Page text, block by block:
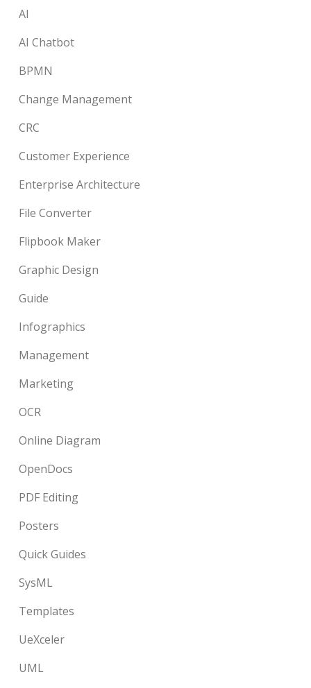
AI
AI Chatbot
BPMN
Change Management
CRC
Customer Experience
Enterprise Architecture
File Converter
Flipbook Maker
Graphic Design
Guide
Infographics
Management
Marketing
OCR
Online Diagram
OpenDocs
PDF Editing
Posters
Quick Guides
SysML
Templates
UeXceler
UML